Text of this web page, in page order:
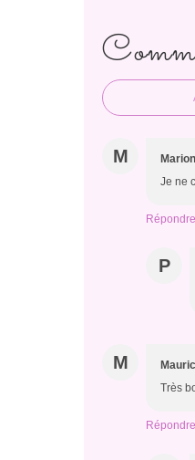
M Marion
Je ne
Répondre
P
M
Très
Répondre